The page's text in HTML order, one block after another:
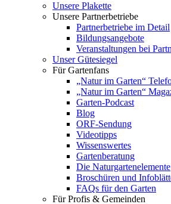
Unsere Plakette
Unsere Partnerbetriebe
Partnerbetriebe im Detail
Bildungsangebote
Veranstaltungen bei
Unser Gütesiegel
Für Gartenfans
„Natur im Garten“
„Natur im Garten“
Garten-Podcast
Blog
ORF-Sendung
Videotipps
Wissenswertes
Gartenberatung
Die Naturgartenelemente
Broschüren und
FAQs für den Garten
Für Profis & Gemeinden